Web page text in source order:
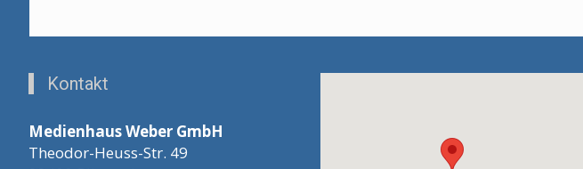
Kontakt
Medienhaus Weber GmbH
Theodor-Heuss-Str. 49